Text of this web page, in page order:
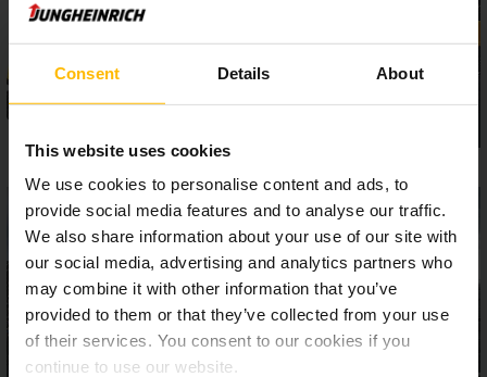
Consent Details About
This website uses cookies
We use cookies to personalise content and ads, to
provide social media features and to analyse our traffic.
We also share information about your use of our site with
our social media, advertising and analytics partners who
may combine it with other information that you’ve
provided to them or that they’ve collected from your use
of their services. You consent to our cookies if you
continue to use our website.
náročného využití.